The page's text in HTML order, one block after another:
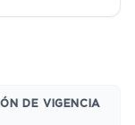
DE VIGENCIA